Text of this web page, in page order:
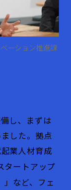
ーション推進課
し、まずは
した。拠点
業人材育成
タートアップ
」など、フェ